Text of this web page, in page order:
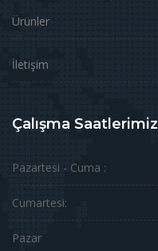
Ürünler
İletişim
Çalışma Saatlerimiz
Pazartesi - Cuma :
Cumartesi:
Pazar